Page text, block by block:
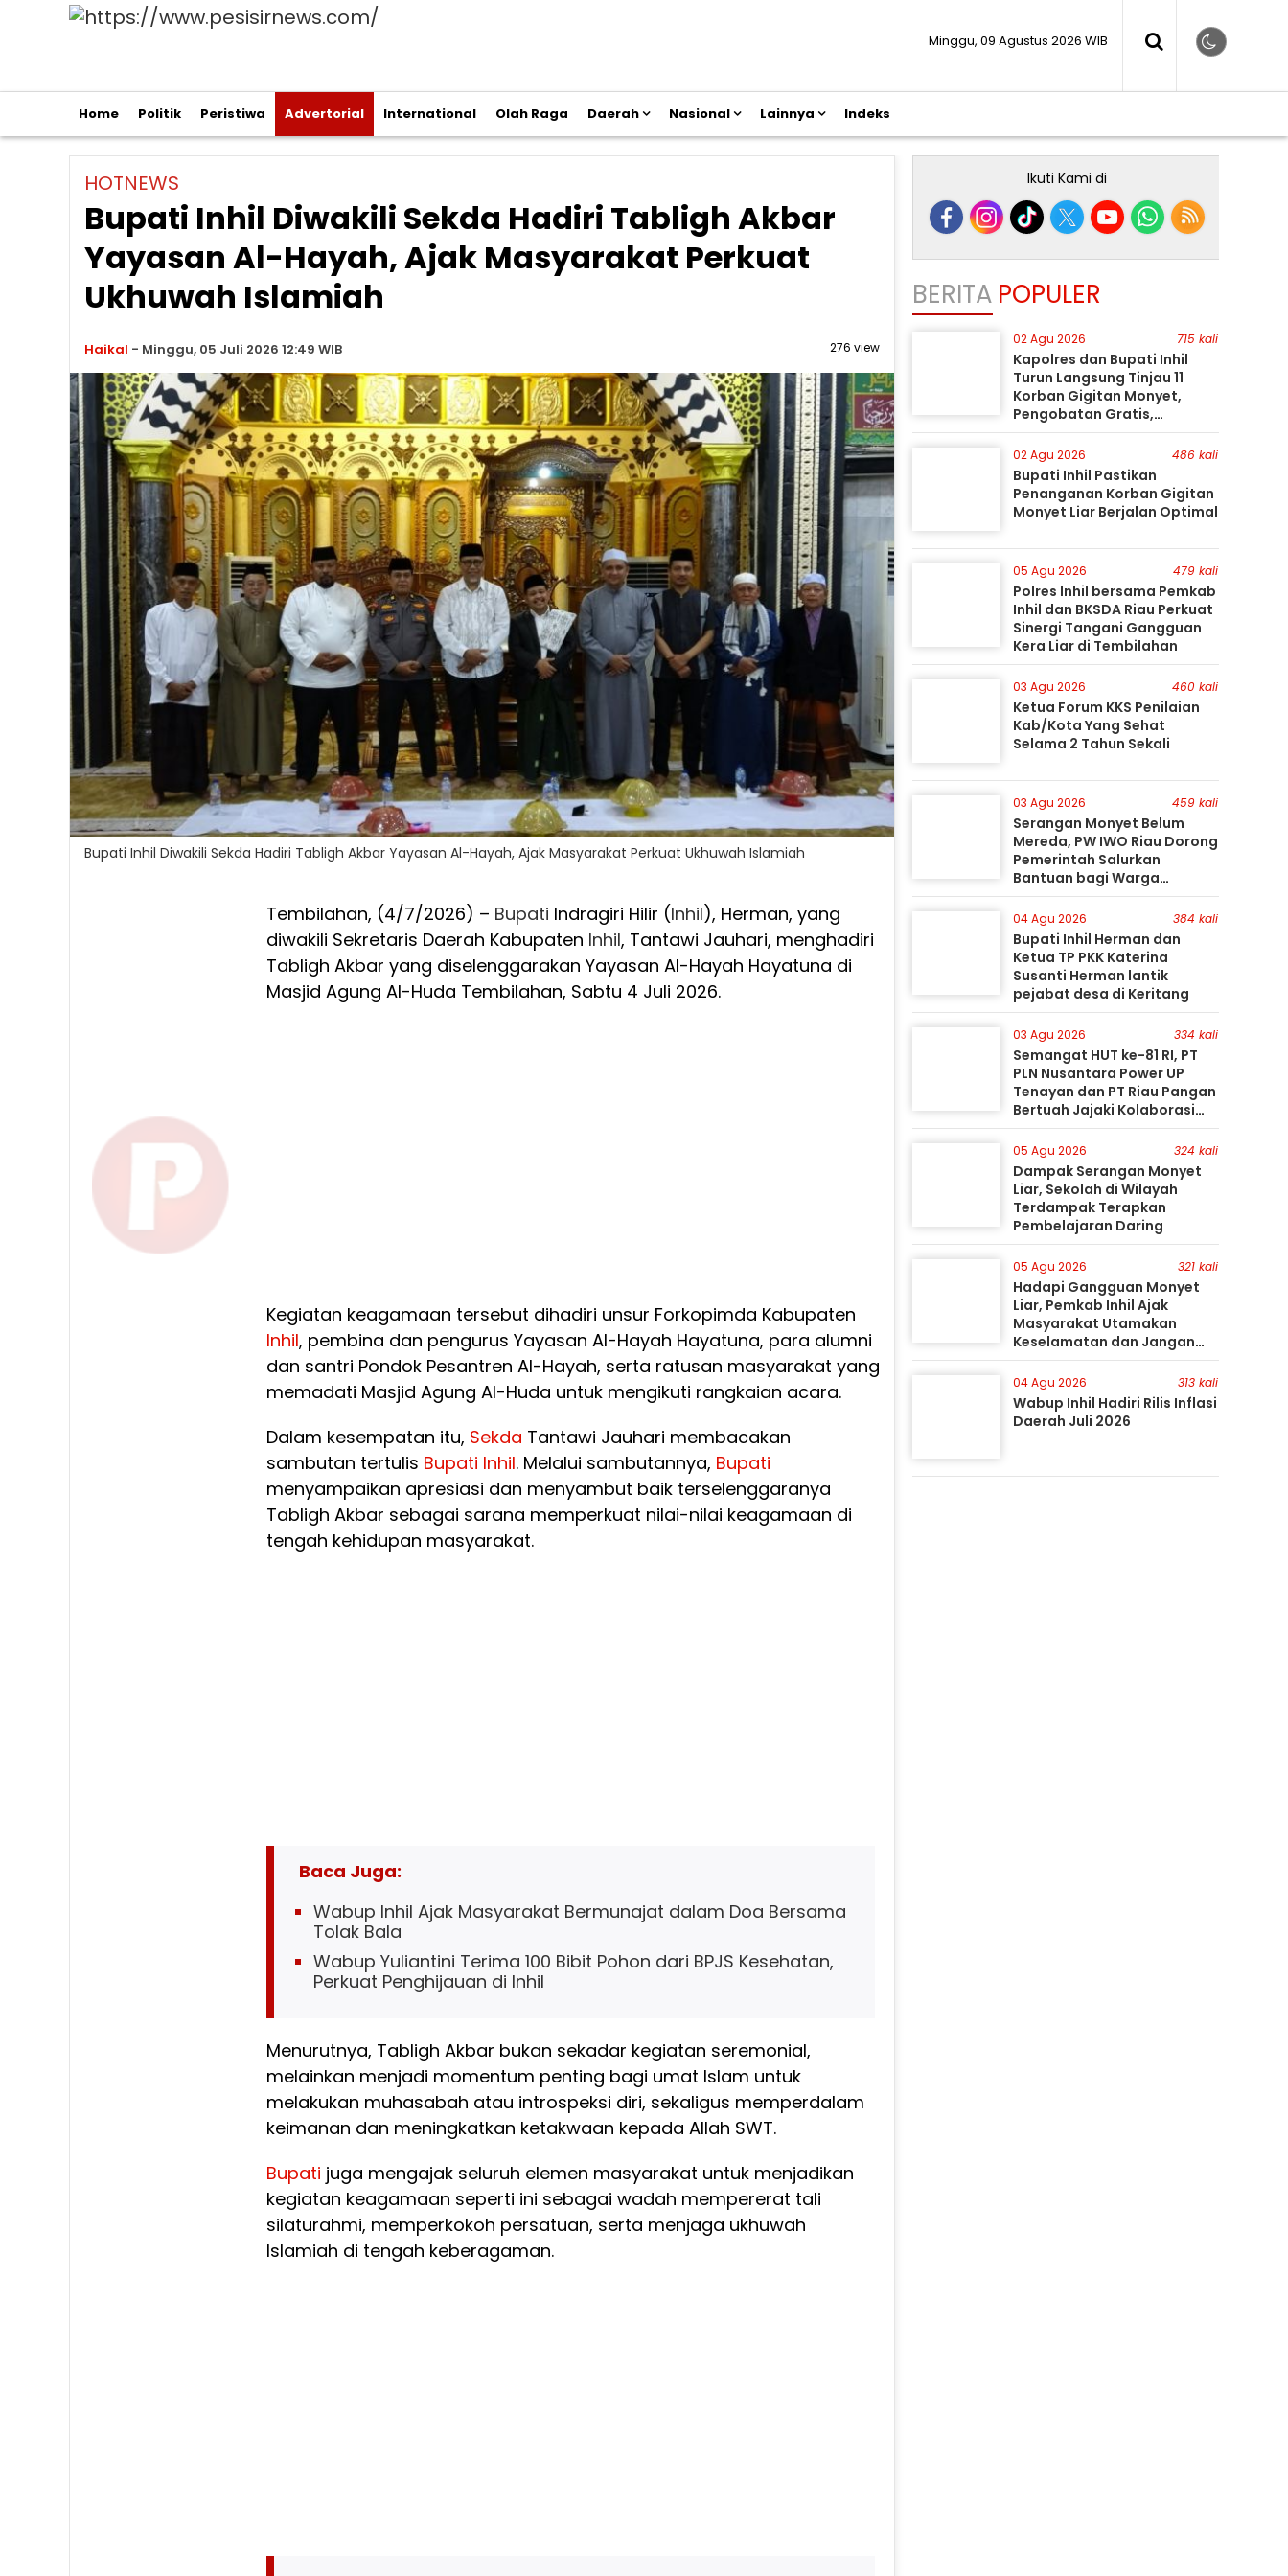
Minggu, 09 Agustus 2026 WIB
Home Politik Peristiwa Advertorial International Olah Raga Daerah Nasional Lainnya Indeks
HOTNEWS
Bupati Inhil Diwakili Sekda Hadiri Tabligh Akbar
Yayasan Al-Hayah, Ajak Masyarakat Perkuat
Ukhuwah Islamiah
Haikal - Minggu, 05 Juli 2026 12:49 WIB 276 view
Bupati Inhil Diwakili Sekda Hadiri Tabligh Akbar Yayasan Al-Hayah, Ajak Masyarakat Perkuat Ukhuwah Islamiah
Tembilahan, (4/7/2026) – Bupati Indragiri Hilir (Inhil), Herman, yang
diwakili Sekretaris Daerah Kabupaten Inhil, Tantawi Jauhari, menghadiri
Tabligh Akbar yang diselenggarakan Yayasan Al-Hayah Hayatuna di
Masjid Agung Al-Huda Tembilahan, Sabtu 4 Juli 2026.
Kegiatan keagamaan tersebut dihadiri unsur Forkopimda Kabupaten
Inhil, pembina dan pengurus Yayasan Al-Hayah Hayatuna, para alumni
dan santri Pondok Pesantren Al-Hayah, serta ratusan masyarakat yang
memadati Masjid Agung Al-Huda untuk mengikuti rangkaian acara.
Dalam kesempatan itu, Sekda Tantawi Jauhari membacakan
sambutan tertulis Bupati Inhil. Melalui sambutannya, Bupati
menyampaikan apresiasi dan menyambut baik terselenggaranya
Tabligh Akbar sebagai sarana memperkuat nilai-nilai keagamaan di
tengah kehidupan masyarakat.
Baca Juga:
Wabup Inhil Ajak Masyarakat Bermunajat dalam Doa Bersama
Tolak Bala
Wabup Yuliantini Terima 100 Bibit Pohon dari BPJS Kesehatan,
Perkuat Penghijauan di Inhil
Menurutnya, Tabligh Akbar bukan sekadar kegiatan seremonial,
melainkan menjadi momentum penting bagi umat Islam untuk
melakukan muhasabah atau introspeksi diri, sekaligus memperdalam
keimanan dan meningkatkan ketakwaan kepada Allah SWT.
Bupati juga mengajak seluruh elemen masyarakat untuk menjadikan
kegiatan keagamaan seperti ini sebagai wadah mempererat tali
silaturahmi, memperkokoh persatuan, serta menjaga ukhuwah
Islamiah di tengah keberagaman.
Ikuti Kami di
BERITA POPULER
02 Agu 2026 715 kali
Kapolres dan Bupati Inhil
Turun Langsung Tinjau 11
Korban Gigitan Monyet,
Pengobatan Gratis,
Perburuan Terus Berlanjut
02 Agu 2026 486 kali
Bupati Inhil Pastikan
Penanganan Korban Gigitan
Monyet Liar Berjalan Optimal
05 Agu 2026 479 kali
Polres Inhil bersama Pemkab
Inhil dan BKSDA Riau Perkuat
Sinergi Tangani Gangguan
Kera Liar di Tembilahan
03 Agu 2026 460 kali
Ketua Forum KKS Penilaian
Kab/Kota Yang Sehat
Selama 2 Tahun Sekali
03 Agu 2026 459 kali
Serangan Monyet Belum
Mereda, PW IWO Riau Dorong
Pemerintah Salurkan
Bantuan bagi Warga
Terdampak
04 Agu 2026 384 kali
Bupati Inhil Herman dan
Ketua TP PKK Katerina
Susanti Herman lantik
pejabat desa di Keritang
03 Agu 2026 334 kali
Semangat HUT ke-81 RI, PT
PLN Nusantara Power UP
Tenayan dan PT Riau Pangan
Bertuah Jajaki Kolaborasi
Pemanfaatan Limbah FABA
untuk Dukung Swasembada
05 Agu 2026 324 kali
Dampak Serangan Monyet
Liar, Sekolah di Wilayah
Terdampak Terapkan
Pembelajaran Daring
05 Agu 2026 321 kali
Hadapi Gangguan Monyet
Liar, Pemkab Inhil Ajak
Masyarakat Utamakan
Keselamatan dan Jangan
Mudah Percaya Hoaks
04 Agu 2026 313 kali
Wabup Inhil Hadiri Rilis Inflasi
Daerah Juli 2026